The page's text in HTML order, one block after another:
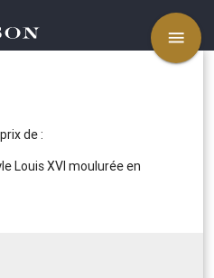
menu
de :
Louis XVI moulurée en